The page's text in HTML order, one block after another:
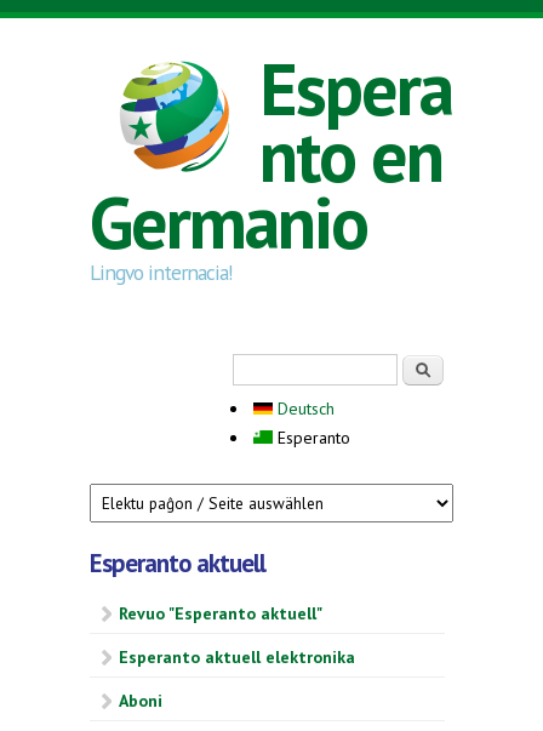
Skip to main content
Espera
nto en
Germanio
Lingvo internacia!
Deutsch
Esperanto
Esperanto aktuell
Revuo "Esperanto aktuell"
Esperanto aktuell elektronika
Aboni